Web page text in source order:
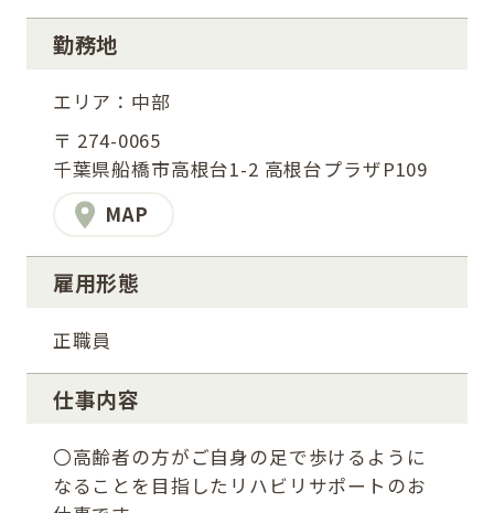
勤務地
エリア：中部
〒 274-0065
千葉県船橋市高根台1-2 高根台プラザP109
MAP
雇用形態
正職員
仕事内容
〇高齢者の方がご自身の足で歩けるように
なることを目指したリハビリサポートのお